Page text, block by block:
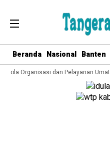
Beranda Nasional Banten
Organisasi dan Pelayanan